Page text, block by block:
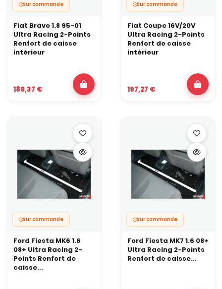
Sur commande
Fiat Bravo 1.8 95-01
Ultra Racing 2-Points
Renfort de caisse
intérieur
189,37 €
Sur commande
Fiat Coupe 16V/20V
Ultra Racing 2-Points
Renfort de caisse
intérieur
197,27 €
Sur commande
Ford Fiesta MK6 1.6
08+ Ultra Racing 2-
Points Renfort de
caisse...
Sur commande
Ford Fiesta MK7 1.6 08+
Ultra Racing 2-Points
Renfort de caisse...